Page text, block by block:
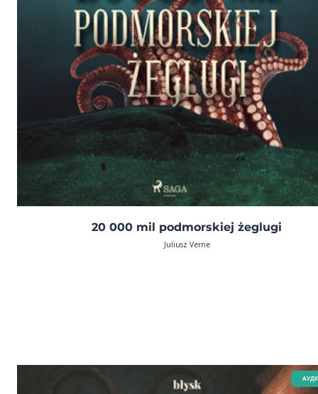
20 000 mil podmorskiej żeglugi
Juliusz Verne